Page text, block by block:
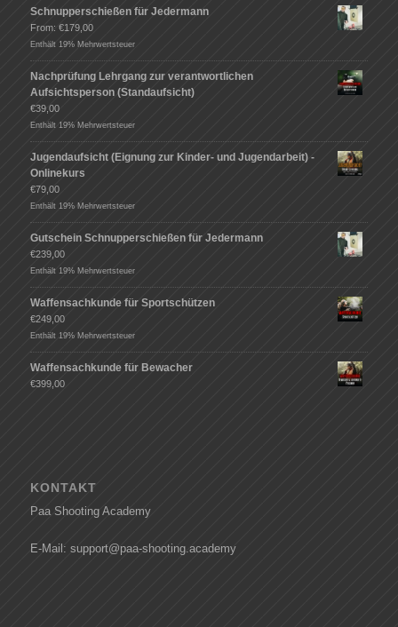
Schnupperschießen für Jedermann
From: €179,00
Enthält 19% Mehrwertsteuer
Nachprüfung Lehrgang zur verantwortlichen
Aufsichtsperson (Standaufsicht)
€39,00
Enthält 19% Mehrwertsteuer
Jugendaufsicht (Eignung zur Kinder- und Jugendarbeit) -
Onlinekurs
€79,00
Enthält 19% Mehrwertsteuer
Gutschein Schnupperschießen für Jedermann
€239,00
Enthält 19% Mehrwertsteuer
Waffensachkunde für Sportschützen
€249,00
Enthält 19% Mehrwertsteuer
Waffensachkunde für Bewacher
€399,00
KONTAKT
Paa Shooting Academy
E-Mail: support@paa-shooting.academy